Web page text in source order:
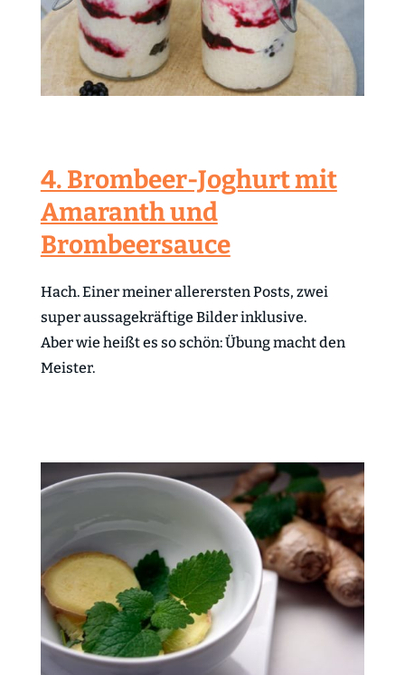
4. Brombeer-Joghurt mit
Amaranth und
Brombeersauce
Hach. Einer meiner allerersten Posts, zwei
super aussagekräftige Bilder inklusive.
Aber wie heißt es so schön: Übung macht den
Meister.